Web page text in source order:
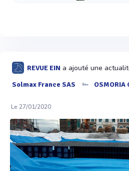
REVUE EIN a ajouté une
Solmax France SAS OSMORIA
Le 27/01/2020